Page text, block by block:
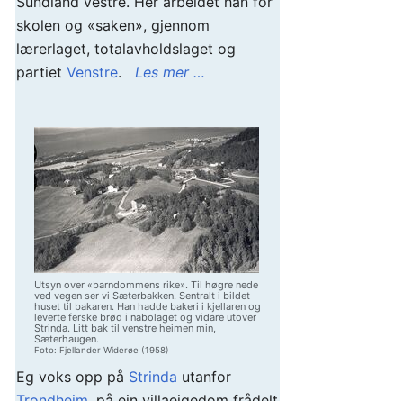
skolen og «saken», gjennom
lærerlaget, totalavholdslaget og
partiet Venstre. Les mer …
Utsyn over «barndommens rike». Til høgre nede
ved vegen ser vi Sæterbakken. Sentralt i bildet
huset til bakaren. Han hadde bakeri i kjellaren og
leverte ferske brød i nabolaget og vidare utover
Strinda. Litt bak til venstre heimen min,
Sæterhaugen.
Foto: Fjellander Widerøe (1958)
Eg voks opp på Strinda utanfor